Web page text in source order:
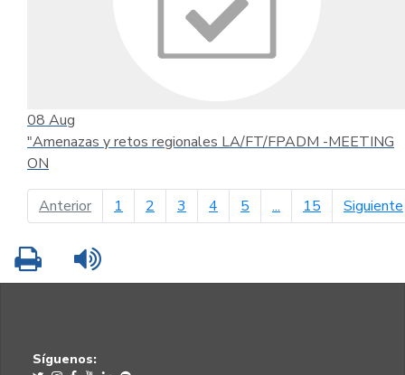
08 Aug
"Amenazas y retos regionales LA/FT/FPADM -MEETING
ON
Anteriorpágina anterior
1 2 3 4 5 ... 15 Siguiente
Imprimir
Síguenos: